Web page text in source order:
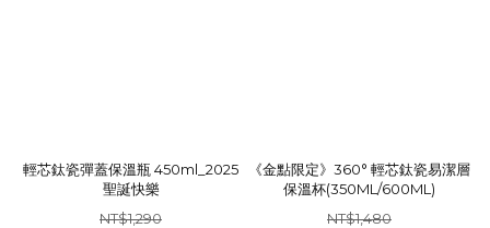
輕芯鈦瓷彈蓋保溫瓶 450ml_2025
聖誕快樂
NT$1,290
《金點限定》360° 輕芯鈦瓷易潔層
保溫杯(350ML/600ML)
NT$1,480